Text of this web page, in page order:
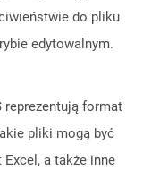
do pliku
edytowalnym.
reprezentują format
pliki mogą być
a także inne